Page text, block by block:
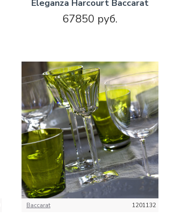
Eleganza Harcourt Baccarat
67850 руб.
Baccarat 1201132